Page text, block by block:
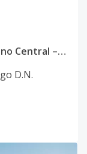
🌆 Invierte en el corazón del Polígono Central – Serrallés
D.N.